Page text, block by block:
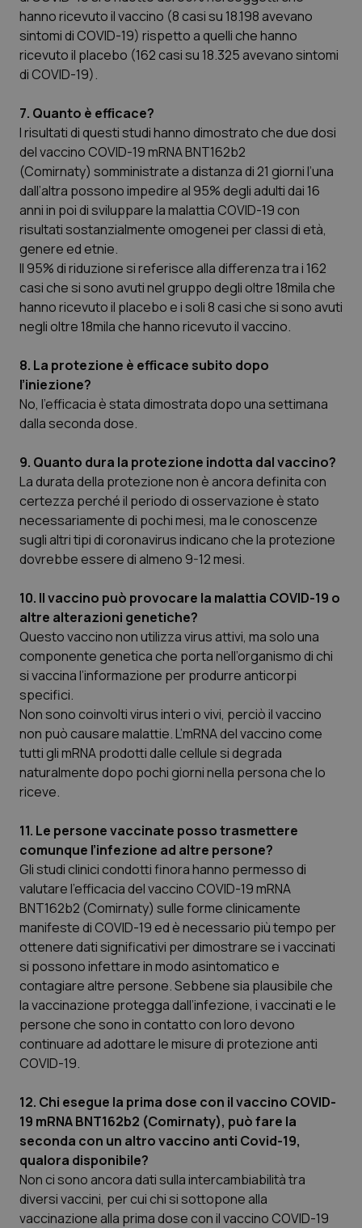
hanno ricevuto il vaccino (8 casi su 18.198 avevano
sintomi di COVID-19) rispetto a quelli che hanno
ricevuto il placebo (162 casi su 18.325 avevano sintomi
di COVID-19).
7. Quanto è efficace?
I risultati di questi studi hanno dimostrato che due dosi
del vaccino COVID-19 mRNA BNT162b2
(Comirnaty) somministrate a distanza di 21 giorni l’una
dall’altra possono impedire al 95% degli adulti dai 16
anni in poi di sviluppare la malattia COVID-19 con
risultati sostanzialmente omogenei per classi di età,
genere ed etnie.
Il 95% di riduzione si referisce alla differenza tra i 162
casi che si sono avuti nel gruppo degli oltre 18mila che
hanno ricevuto il placebo e i soli 8 casi che si sono avuti
negli oltre 18mila che hanno ricevuto il vaccino.
8. La protezione è efficace subito dopo
l’iniezione?
No, l’efficacia è stata dimostrata dopo una settimana
dalla seconda dose.
9. Quanto dura la protezione indotta dal vaccino?
La durata della protezione non è ancora definita con
certezza perché il periodo di osservazione è stato
necessariamente di pochi mesi, ma le conoscenze
sugli altri tipi di coronavirus indicano che la protezione
dovrebbe essere di almeno 9-12 mesi.
10. Il vaccino può provocare la malattia COVID-19 o
altre alterazioni genetiche?
Questo vaccino non utilizza virus attivi, ma solo una
componente genetica che porta nell’organismo di chi
si vaccina l’informazione per produrre anticorpi
specifici.
Non sono coinvolti virus interi o vivi, perciò il vaccino
non può causare malattie. L’mRNA del vaccino come
tutti gli mRNA prodotti dalle cellule si degrada
naturalmente dopo pochi giorni nella persona che lo
riceve.
11. Le persone vaccinate posso trasmettere
comunque l’infezione ad altre persone?
Gli studi clinici condotti finora hanno permesso di
valutare l’efficacia del vaccino COVID-19 mRNA
BNT162b2 (Comirnaty) sulle forme clinicamente
manifeste di COVID-19 ed è necessario più tempo per
ottenere dati significativi per dimostrare se i vaccinati
si possono infettare in modo asintomatico e
contagiare altre persone. Sebbene sia plausibile che
la vaccinazione protegga dall’infezione, i vaccinati e le
persone che sono in contatto con loro devono
continuare ad adottare le misure di protezione anti
COVID-19.
12. Chi esegue la prima dose con il vaccino COVID-
19 mRNA BNT162b2 (Comirnaty), può fare la
seconda con un altro vaccino anti Covid-19,
qualora disponibile?
Non ci sono ancora dati sulla intercambiabilità tra
diversi vaccini, per cui chi si sottopone alla
vaccinazione alla prima dose con il vaccino COVID-19